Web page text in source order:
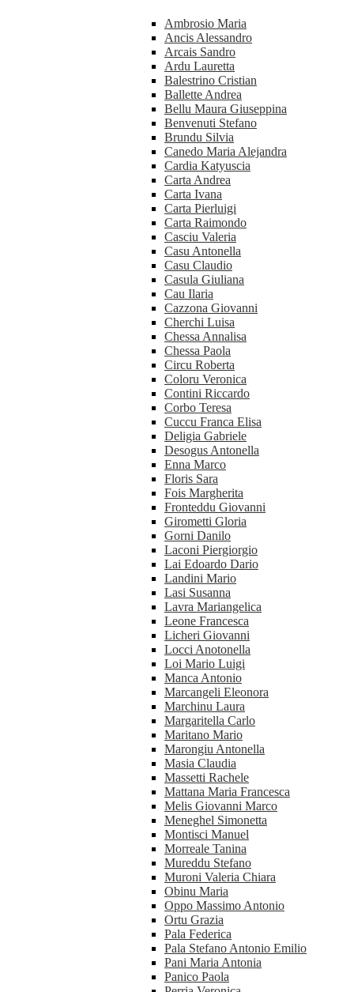
Ambrosio Maria
Ancis Alessandro
Arcais Sandro
Ardu Lauretta
Balestrino Cristian
Ballette Andrea
Bellu Maura Giuseppina
Benvenuti Stefano
Brundu Silvia
Canedo Maria Alejandra
Cardia Katyuscia
Carta Andrea
Carta Ivana
Carta Pierluigi
Carta Raimondo
Casciu Valeria
Casu Antonella
Casu Claudio
Casula Giuliana
Cau Ilaria
Cazzona Giovanni
Cherchi Luisa
Chessa Annalisa
Chessa Paola
Circu Roberta
Coloru Veronica
Contini Riccardo
Corbo Teresa
Cuccu Franca Elisa
Deligia Gabriele
Desogus Antonella
Enna Marco
Floris Sara
Fois Margherita
Fronteddu Giovanni
Girometti Gloria
Gorni Danilo
Laconi Piergiorgio
Lai Edoardo Dario
Landini Mario
Lasi Susanna
Lavra Mariangelica
Leone Francesca
Licheri Giovanni
Locci Anotonella
Loi Mario Luigi
Manca Antonio
Marcangeli Eleonora
Marchinu Laura
Margaritella Carlo
Maritano Mario
Marongiu Antonella
Masia Claudia
Massetti Rachele
Mattana Maria Francesca
Melis Giovanni Marco
Meneghel Simonetta
Montisci Manuel
Morreale Tanina
Mureddu Stefano
Muroni Valeria Chiara
Obinu Maria
Oppo Massimo Antonio
Ortu Grazia
Pala Federica
Pala Stefano Antonio Emilio
Pani Maria Antonia
Panico Paola